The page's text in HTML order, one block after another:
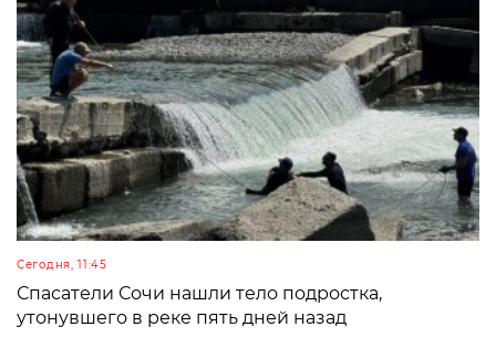
Сегодня, 11:45
Спасатели Сочи нашли тело подростка,
утонувшего в реке пять дней назад